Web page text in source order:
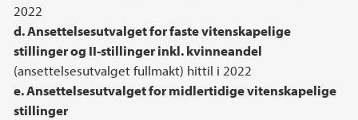
2022
d. Ansettelsesutvalget for faste vitenskapelige
stillinger og II-stillinger inkl. kvinneandel
(ansettelsesutvalget fullmakt) hittil i 2022
e. Ansettelsesutvalget for midlertidige vitenskapelige
stillinger